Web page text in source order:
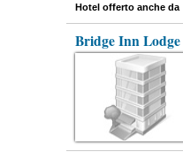
Hotel offerto anche da
Bridge Inn Lodge